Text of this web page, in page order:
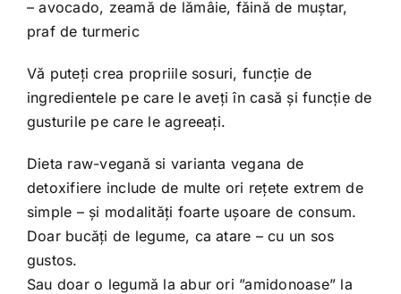
– avocado, zeamă de lămâie, făină de muștar,
praf de turmeric
Vă puteți crea propriile sosuri, funcție de
ingredientele pe care le aveți în casă și funcție de
gusturile pe care le agreeați.
Dieta raw-vegană si varianta vegana de
detoxifiere include de multe ori rețete extrem de
simple – și modalități foarte ușoare de consum.
Doar bucăți de legume, ca atare – cu un sos
gustos.
Sau doar o legumă la abur ori ”amidonoase” la